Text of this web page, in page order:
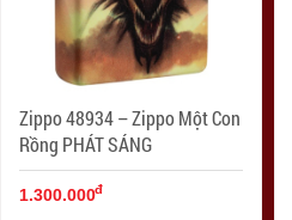
Zippo 48934 – Zippo Một Con
Rồng PHÁT SÁNG
1.300.000đ